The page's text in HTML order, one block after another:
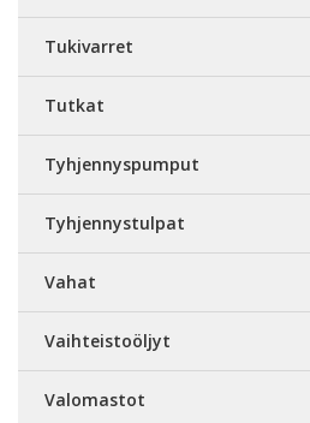
Tukivarret
Tutkat
Tyhjennyspumput
Tyhjennystulpat
Vahat
Vaihteistoöljyt
Valomastot